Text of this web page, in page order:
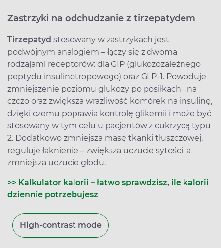
Zastrzyki na odchudzanie z tirzepatydem
Tirzepatyd stosowany w zastrzykach jest
podwójnym analogiem – łączy się z dwoma
rodzajami receptorów: dla GIP (glukozozależnego
peptydu insulinotropowego) oraz GLP-1. Powoduje
zmniejszenie poziomu glukozy po posiłkach i na
czczo oraz zwiększa wrażliwość komórek na insulinę,
dzięki czemu poprawia kontrolę glikemii i może być
stosowany w tym celu u pacjentów z cukrzycą typu
2. Dodatkowo zmniejsza masę tkanki tłuszczowej,
reguluje łaknienie – zwiększa uczucie sytości, a
zmniejsza uczucie głodu.
>> Kalkulator kalorii – łatwo sprawdzisz, ile kalorii
dziennie potrzebujesz
High-contrast mode